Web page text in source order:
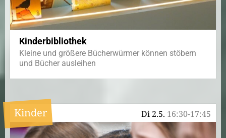
Kinderbibliothek
Kleine und größere Bücherwürmer können stöbern
und Bücher ausleihen
Di 2.5. 16:30-17:45
Kinder